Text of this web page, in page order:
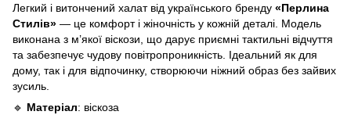
Легкий і витончений халат від українського бренду «Перлина
Стилів» — це комфорт і жіночність у кожній деталі. Модель
виконана з м’якої віскози, що дарує приємні тактильні відчуття
та забезпечує чудову повітропроникність. Ідеальний як для
дому, так і для відпочинку, створюючи ніжний образ без зайвих
зусиль.
🔹 Матеріал: віскоза